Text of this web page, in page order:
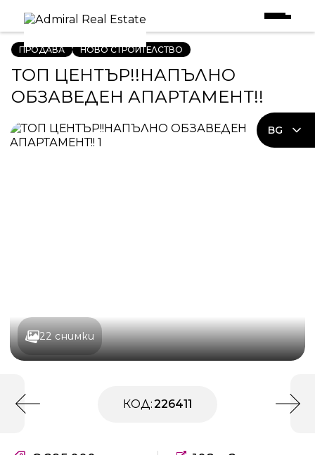
BG
ТОП ЦЕНТЪР!!НАПЪЛНО ОБЗАВЕДЕН АПАРТАМЕНТ!!
ПРОДАВА НОВО СТРОИТЕЛСТВО
ТОП ЦЕНТЪР!!НАПЪЛНО
ОБЗАВЕДЕН АПАРТАМЕНТ!!
22 снимки
КОД:226411